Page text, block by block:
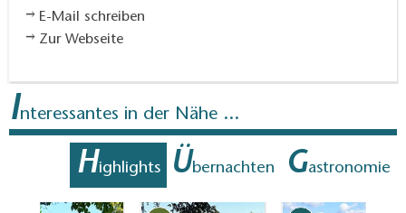
E-Mail schreiben
Zur Webseite
Interessantes in der Nähe ...
Highlights Übernachten Gastronomie